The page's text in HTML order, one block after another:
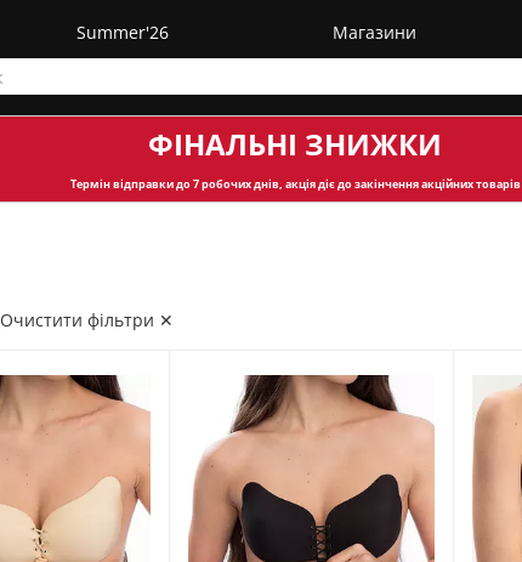
Summer'26 Магазини
ФІНАЛЬНІ ЗНИЖКИ
Термін відправкидо 7 робочих днів, акція діє до закінчення акційних товарів
Очистити фільтри ✕